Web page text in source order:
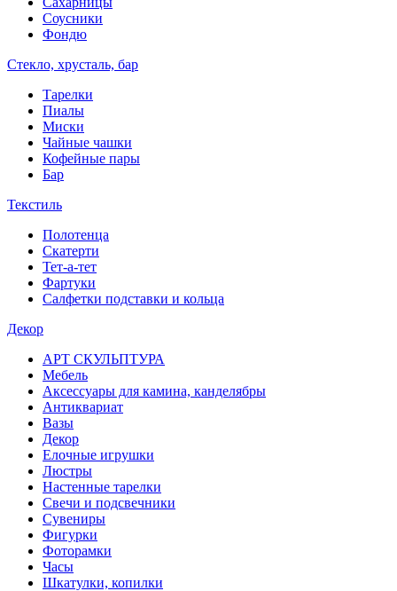
Соусники
Фондю
Стекло, хрусталь, бар
Тарелки
Пиалы
Миски
Чайные чашки
Кофейные пары
Бар
Текстиль
Полотенца
Скатерти
Тет-а-тет
Фартуки
Салфетки подставки и кольца
Декор
АРТ СКУЛЬПТУРА
Мебель
Аксессуары для камина, канделябры
Антиквариат
Вазы
Декор
Елочные игрушки
Люстры
Настенные тарелки
Свечи и подсвечники
Сувениры
Фигурки
Фоторамки
Часы
Шкатулки, копилки